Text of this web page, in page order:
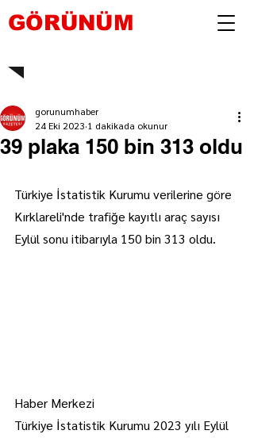
GÖRÜNÜM
39 plaka 150 bin 313 oldu
gorunumhaber
24 Eki 2023 1 dakikada okunur
Türkiye İstatistik Kurumu verilerine göre
Kırklareli'nde trafiğe kayıtlı araç sayısı
Eylül sonu itibarıyla 150 bin 313 oldu.
Haber Merkezi
Türkiye İstatistik Kurumu 2023 yılı Eylül